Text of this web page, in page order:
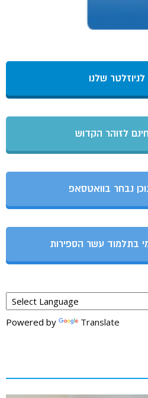
שלנו
לזוהר הקדוש
נבחר בוואטסאפ
בתלמוד עשר הספירות
Powered by Translate